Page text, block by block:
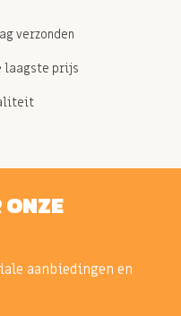
verzonden
laagste prijs
aanbiedingen en